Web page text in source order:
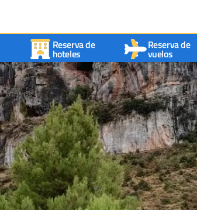
Reserva de
hoteles
Reserva de
vuelos